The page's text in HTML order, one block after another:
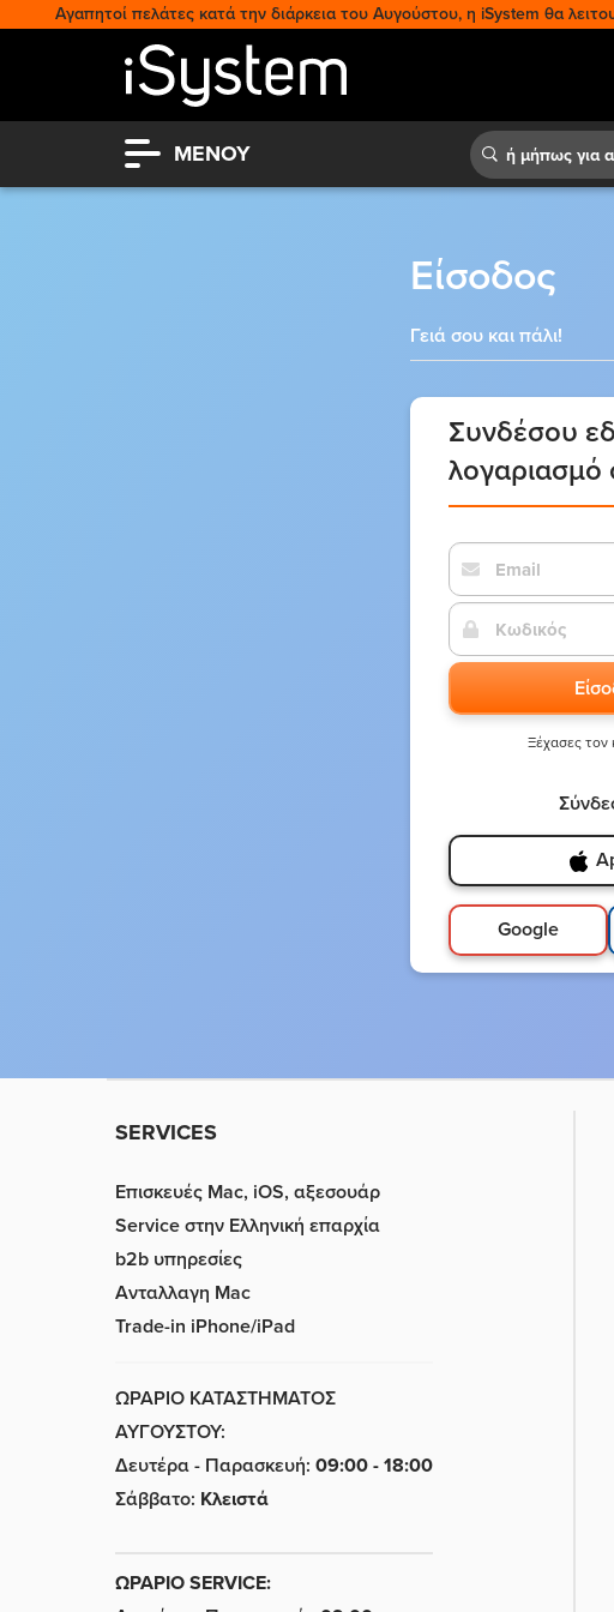
Αγαπητοί πελάτες κατά την διάρκεια του Αυγούστου, η iSystem θα
ΜΕΝΟΥ
Είσοδος
Γειά σου και πάλι!
Συνδέσου
λογαριασμό
Ξέχασες τον
Google
SERVICES
Επισκευές Mac, iOS, αξεσουάρ
Service στην Eλληνική επαρχία
b2b υπηρεσίες
Ανταλλαγη Mac
Trade-in iPhone/iPad
ΩΡΑΡΙΟ ΚΑΤΑΣΤΗΜΑΤΟΣ
ΑΥΓΟΥΣΤΟΥ:
Δευτέρα - Παρασκευή: 09:00 - 18:00
Σάββατο: Κλειστά
ΩΡΑΡΙΟ SERVICE: